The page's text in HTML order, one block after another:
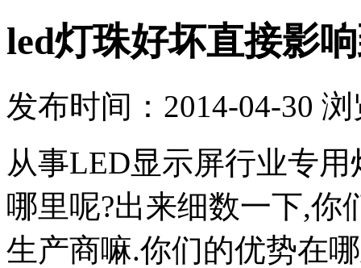
led灯珠好坏直接影
发布时间：2014-04-30
从事LED显示屏行业专
哪里呢?出来细数一下,你
生产商嘛.你们的优势在